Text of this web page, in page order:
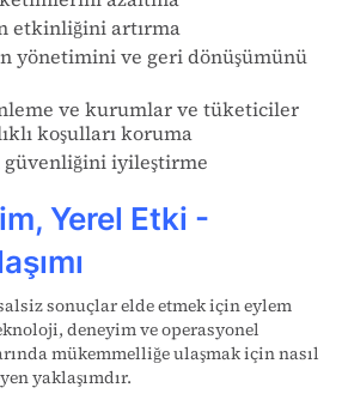
etkinliğini artırma
yönetimini ve geri dönüşümünü
ve kurumlar ve tüketiciler
koşulları koruma
güvenliğini iyileştirme
Yerel Etki -
sonuçlar elde etmek için eylem
deneyim ve operasyonel
mükemmelliğe ulaşmak için nasıl
yaklaşımdır.